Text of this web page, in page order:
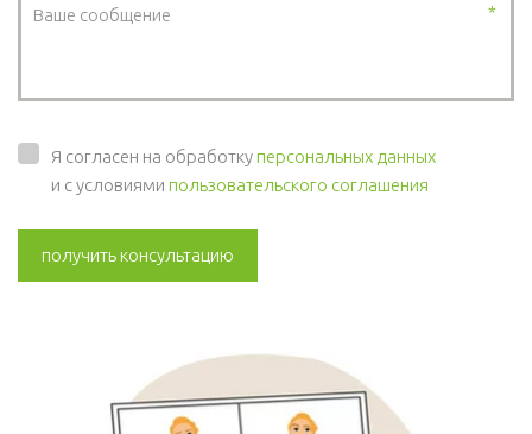
*
Я согласен на обработкуперсональных данных
и с условиями пользовательского соглашения
получить консультацию